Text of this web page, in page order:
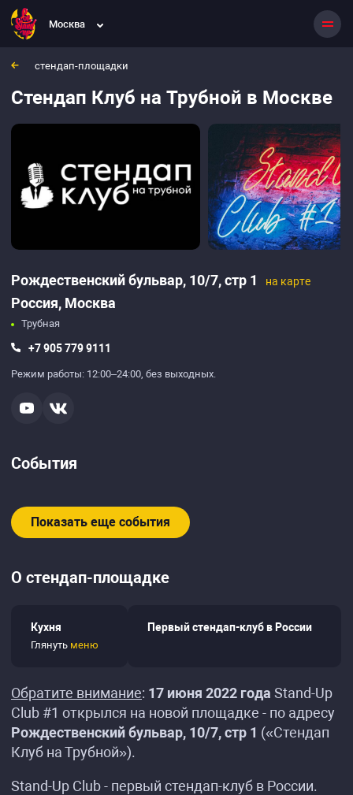
Стендап Клуб на Трубной
Москва, Россия
Рождественский бульвар, 10/7, стр 1
Москва
стендап-площадки
Стендап Клуб на Трубной в Москве
Рождественский бульвар, 10/7, стр 1 на карте
Россия, Москва
Трубная
Режим работы: 12:00–24:00, без выходных.
+7 905 779 9111
События
Показать еще события
О стендап-площадке
Кухня
Глянуть меню
Первый стендап-клуб в России
Обратите внимание: 17 июня 2022 года Stand-Up
Club #1 открылся на новой площадке - по адресу
Рождественский бульвар, 10/7, стр 1 («Стендап
Клуб на Трубной»).
Stand-Up Club - первый стендап-клуб в России.